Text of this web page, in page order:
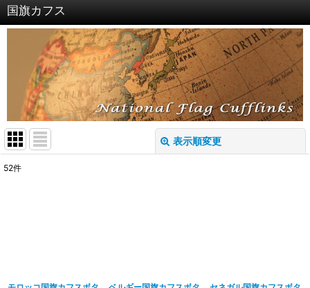
国旗カフス
表示順変更
52件